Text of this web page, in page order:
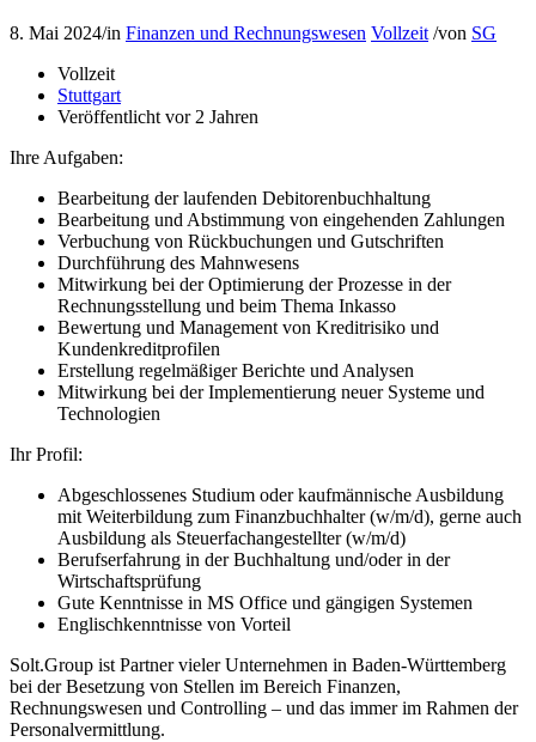
8. Mai 2024/in Finanzen und Rechnungswesen Vollzeit /von SG
Vollzeit
Stuttgart
Veröffentlicht vor 2 Jahren
Ihre Aufgaben:
Bearbeitung der laufenden Debitorenbuchhaltung
Bearbeitung und Abstimmung von eingehenden Zahlungen
Verbuchung von Rückbuchungen und Gutschriften
Durchführung des Mahnwesens
Mitwirkung bei der Optimierung der Prozesse in der
Rechnungsstellung und beim Thema Inkasso
Bewertung und Management von Kreditrisiko und
Kundenkreditprofilen
Erstellung regelmäßiger Berichte und Analysen
Mitwirkung bei der Implementierung neuer Systeme und
Technologien
Ihr Profil:
Abgeschlossenes Studium oder kaufmännische Ausbildung
mit Weiterbildung zum Finanzbuchhalter (w/m/d), gerne auch
Ausbildung als Steuerfachangestellter (w/m/d)
Berufserfahrung in der Buchhaltung und/oder in der
Wirtschaftsprüfung
Gute Kenntnisse in MS Office und gängigen Systemen
Englischkenntnisse von Vorteil
Solt.Group ist Partner vieler Unternehmen in Baden-Württemberg
bei der Besetzung von Stellen im Bereich Finanzen,
Rechnungswesen und Controlling – und das immer im Rahmen der
Personalvermittlung.